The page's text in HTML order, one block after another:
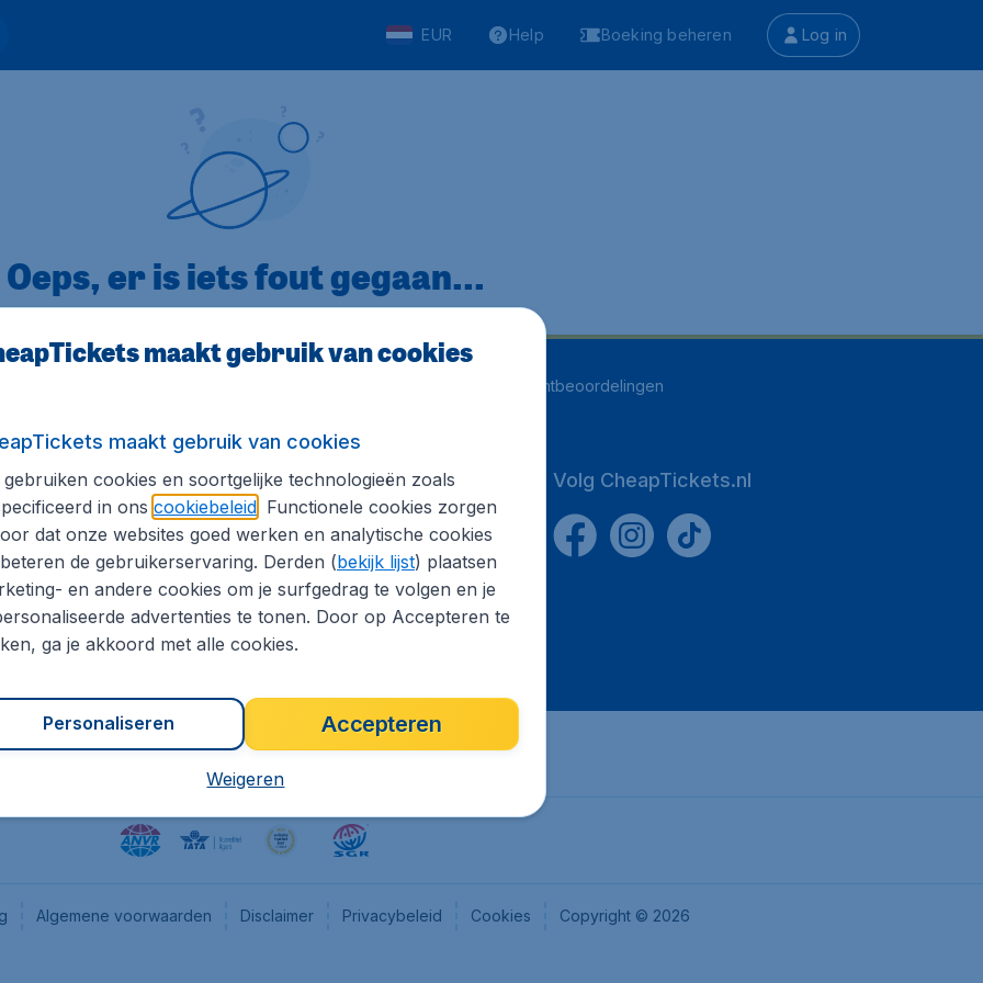
EUR Help Boeking beheren Log in
Oeps, er is iets fout gegaan...
klantbeoordelingen
informatie
pers
Internationale sites
CheapTickets.be
Flugladen.de
CheapTickets.ch
CheapTickets.sg
Volg CheapTickets.nl
Algemene voorwaarden Disclaimer Privacybeleid Cookies Copyright © 2026
maakt gebruik van cookies
maakt gebruik van cookies
gebruiken cookies en soortgelijke technologieën zoals
in ons cookiebeleid. Functionele cookies zorgen
dat onze websites goed werken en analytische cookies
de gebruikerservaring. Derden (bekijk lijst) plaatsen
en andere cookies om je surfgedrag te volgen en je
advertenties te tonen. Door op Accepteren te
ga je akkoord met alle cookies.
Accepteren
Personaliseren
Weigeren